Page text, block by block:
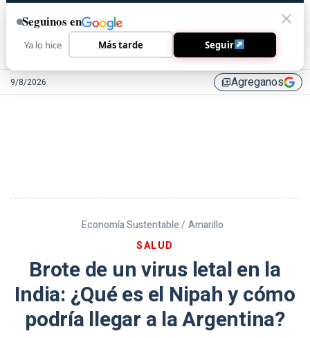
9/8/2026 library_addAgreganos
Economía Sustentable / Amarillo
SALUD
Brote de un virus letal en la
India: ¿Qué es el Nipah y cómo
podría llegar a la Argentina?
Seguinos en
Ya lo hice Más tarde Seguir